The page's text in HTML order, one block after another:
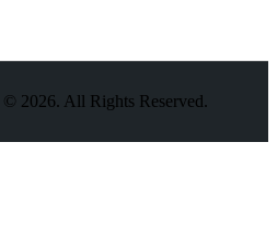
© 2026. All Rights Reserved.